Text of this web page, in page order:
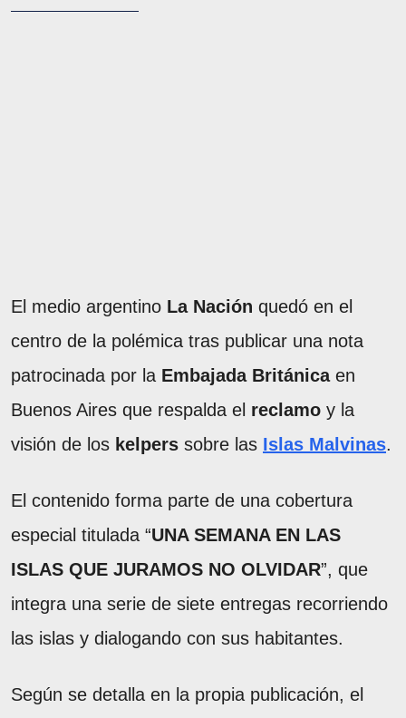
El medio argentino La Nación quedó en el
centro de la polémica tras publicar una nota
patrocinada por la Embajada Británicaen
Buenos Aires que respalda el reclamo y la
visión de los kelpers sobre las Islas Malvinas.
El contenido forma parte de una cobertura
especial titulada “UNA SEMANA EN LAS
ISLAS QUE JURAMOS NO OLVIDAR”, que
integra una serie de siete entregas recorriendo
las islas y dialogando con sus habitantes.
Según se detalla en la propia publicación, el